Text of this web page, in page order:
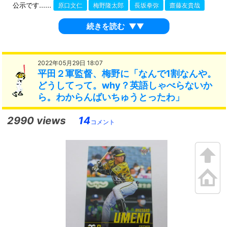
公示です...... 原口文仁 梅野隆太郎 長坂拳弥 齋藤友貴哉
続きを読む ▼▼
2022年05月29日 18:07
平田２軍監督、梅野に「なんで1割なんや。
どうしてって。why？英語しゃべらないか
ら。わからんばいちゅうとったわ」
2990 views 14 コメント